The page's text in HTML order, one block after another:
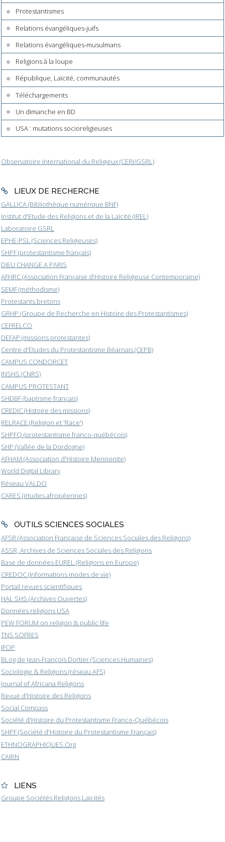
Protestantismes
Relations évangéliques-juifs
Relations évangéliques-musulmans
Religions à la loupe
République, Laïcité, communautés
Téléchargements
Un dimanche en BD
USA : mutations socioreligieuses
Observatoire International du Religieux (CERI/GSRL)
LIEUX DE RECHERCHE
GALLICA (Bibliothèque numérique BNF)
Institut d'Etude des Religions et de la Laïcité (IREL)
Laboratoire GSRL
EPHE-PSL (Sciences Religieuses)
SHPF (protestantisme français)
DIEU CHANGE A PARIS
AFHRC (Association Française d'Histoire Religieuse Contemporaine)
SEMF (méthodisme)
Protestants bretons
GRHP (Groupe de Recherche en Histoire des Protestantismes)
CEFRELCO
DEFAP (missions protestantes)
Centre d'Etudes du Protestantisme Béarnais (CEPB)
CAMPUS CONDORCET
INSHS (CNRS)
CAMPUS PROTESTANT
SHDBF (baptisme français)
CREDIC (Histoire des missions)
RELRACE (Religion et 'Race')
SHPFQ (protestantisme franco-québécois)
SHP (Vallée de la Dordogne)
AFHAM (Association d'Histoire Mennonite)
World Digital Library
Réseau VALDO
CARES (études afropéennes)
OUTILS SCIENCES SOCIALES
AFSR (Association Française de Sciences Sociales des Religions)
ASSR, Archives de Sciences Sociales des Religions
Base de données EUREL (Religions en Europe)
CREDOC (Informations modes de vie)
Portail revues scientifiques
HAL SHS (Archives Ouvertes)
Données religions USA
PEW FORUM on religion & public life
TNS SOFRES
IFOP
BLog de Jean-François Dortier (Sciences Humaines)
Sociologie & Religions (réseau AFS)
Journal of Africana Religions
Revue d'Histoire des Religions
Social Compass
Société d'Histoire du Protestantisme Franco-Québécois
SHPF (Société d'Histoire du Protestantisme Français)
ETHNOGRAPHIQUES.Org
CAIRN
LIENS
Groupe Sociétés Religions Laïcités